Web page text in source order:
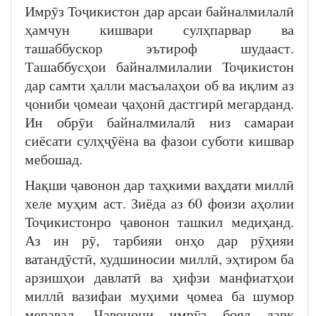
Имрӯз Тоҷикистон дар арсаи байналмилалӣ
ҳамчун кишвари сулҳпарвар ва
ташаббускор эътироф шудааст.
Ташаббусҳои байналмилалии Тоҷикистон
дар самти ҳалли масъалаҳои об ва иқлим аз
ҷониби ҷомеаи ҷаҳонӣ дастгирӣ мегарданд.
Ин обрӯи байналмилалӣ низ самараи
сиёсати сулҳҷӯёна ва фазои суботи кишвар
мебошад.
Нақши ҷавонон дар таҳкими ваҳдати миллӣ
хеле муҳим аст. Зиёда аз 60 фоизи аҳолии
Тоҷикистонро ҷавонон ташкил медиҳанд.
Аз ин рӯ, тарбияи онҳо дар рӯҳияи
ватандӯстӣ, худшиносии миллӣ, эҳтиром ба
арзишҳои давлатӣ ва ҳифзи манфиатҳои
миллӣ вазифаи муҳими ҷомеа ба шумор